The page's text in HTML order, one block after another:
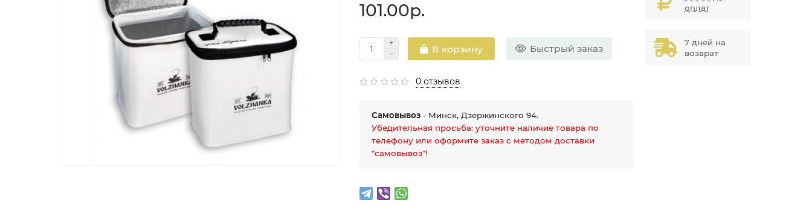
101.00р.
В корзину Быстрый заказ
0 отзывов
Самовывоз - Минск, Дзержинского 94.
Убедительная просьба: уточните наличие товара по
телефону или оформите заказ с методом доставки
"самовывоз"!
оплат
7 дней на
возврат